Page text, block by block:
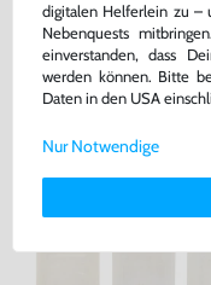
DAS
digitalen Helferlein zu –
Nebenquests
einverstanden, dass
werden können. Bitte
Daten in den USA
Weitere Informationen
Deinen Rechten als
Nur Notwendige